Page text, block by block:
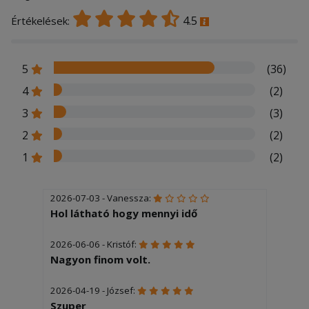
Értékelések: 4.5
5
(36)
4
(2)
3
(3)
2
(2)
1
(2)
2026-07-03 - Vanessza:
Hol látható hogy mennyi idő
2026-06-06 - Kristóf:
Nagyon finom volt.
2026-04-19 - József:
Szuper